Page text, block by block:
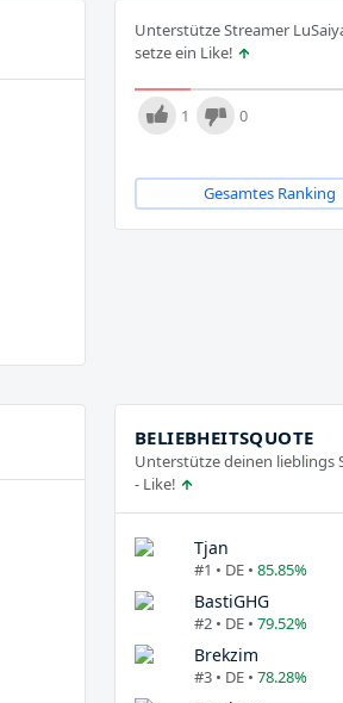
Unterstütze Streamer
setze ein Like!
1 0
Gesamtes Ranking
BELIEBHEITSQUOTE
Unterstütze deinen lieblings
- Like!
Tjan
#1 • DE • 85.85%
BastiGHG
#2 • DE • 79.52%
Brekzim
#3 • DE • 78.28%